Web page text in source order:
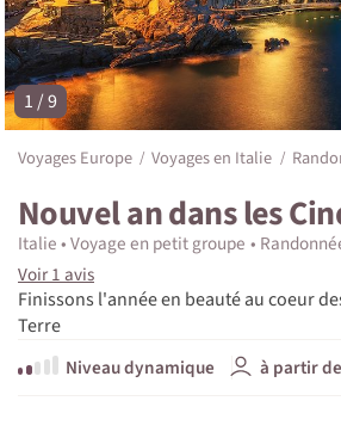
1 / 9
Voyages Europe Voyages en Italie
Nouvel an dans les
Italie Voyage en petit groupe
Voir 1 avis
Finissons l'année en beauté au coeur
Terre
Niveau dynamique
à partir